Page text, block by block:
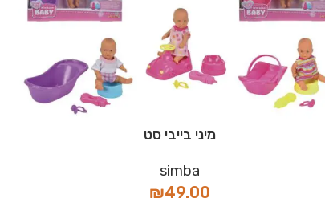
מיני בייבי סט
simba
₪49.00